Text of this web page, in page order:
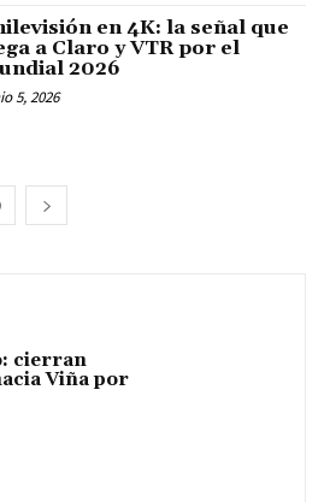
en 4K: la señal que
a Claro y VTR por el
2026
5, 2026
cierran
Viña por